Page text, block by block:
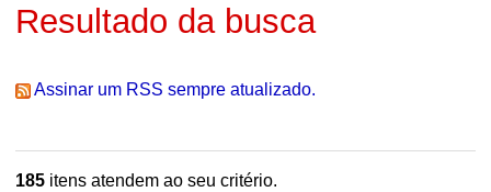
Resultado da busca
Assinar um RSS sempre atualizado.
185itens atendem ao seu critério.